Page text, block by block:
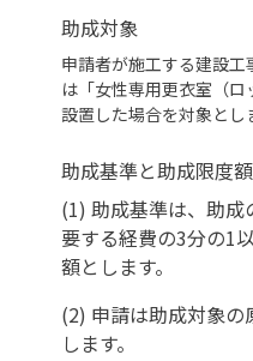
助成対象
申請者が施工する建設
は「女性専用更衣室（
設置した場合を対象とし
助成基準と助成限度
(1) 助成基準は、助
要する経費の3分の1
額とします。
(2) 申請は助成対象の
します。